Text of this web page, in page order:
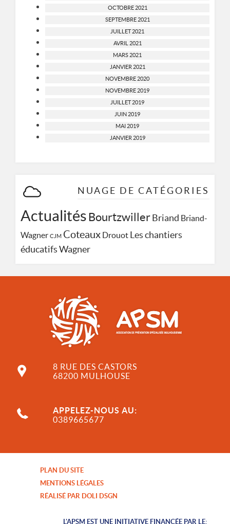
OCTOBRE 2021
SEPTEMBRE 2021
JUILLET 2021
AVRIL 2021
MARS 2021
JANVIER 2021
NOVEMBRE 2020
NOVEMBRE 2019
JUILLET 2019
JUIN 2019
MAI 2019
JANVIER 2019
NUAGE DE CATÉGORIES
Actualités Bourtzwiller Briand Briand-
Wagner CJM Coteaux Drouot Les chantiers
éducatifs Wagner
8 RUE DES CASTORS
68200 MULHOUSE
APPELEZ-NOUS AU:
0389665677
PLAN DU SITE
MENTIONS LÉGALES
RÉALISÉ PAR DOLI DSGN
L'APSM EST UNE INITIATIVE FINANCÉE PAR LE: